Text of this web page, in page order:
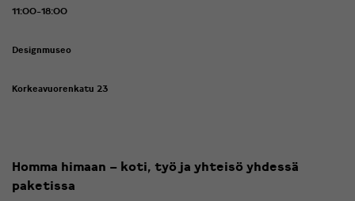
11:00-18:00
Designmuseo
Korkeavuorenkatu 23
Homma himaan – koti, työ ja yhteisö yhdessä
paketissa